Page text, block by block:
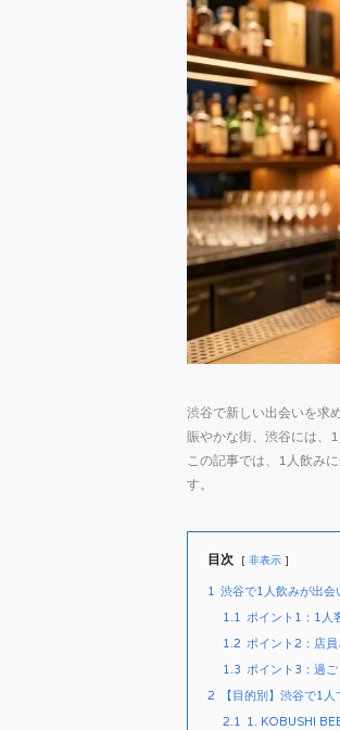
渋谷で新しい出会いを求
賑やかな街、渋谷には、
この記事では、1人飲み
す。
目次 非表示
1 渋谷で1人飲みが出会
1.1
ポイント1：1人
1.2 ポイント2：店
1.3 ポイント3：過
2
【目的別】渋谷で1
2.1
1. KOBUSHI